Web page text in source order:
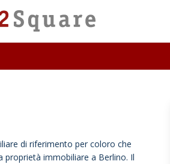
di riferimento per coloro che
proprietà immobiliare a Berlino. Il